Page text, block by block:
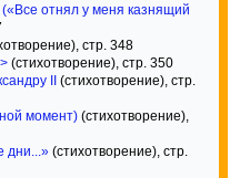
отнял у меня казнящий
стр. 348
(стихотворение), стр. 350
II (стихотворение), стр.
момент) (стихотворение),
дни...» (стихотворение), стр.